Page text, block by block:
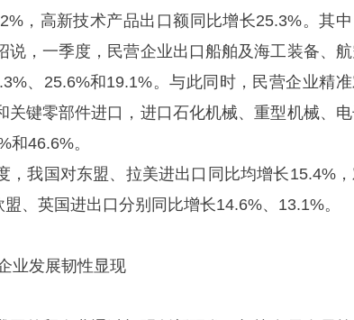
，高新技术产品出口额同比增长25.3%。其中
说，一季度，民营企业出口船舶及海工装备、
、25.6%和19.1%。与此同时，民营企业精
关键零部件进口，进口石化机械、重型机械、
和46.6%。
我国对东盟、拉美进出口同比均增长15.4%
、英国进出口分别同比增长14.6%、13.1%。
展韧性显现